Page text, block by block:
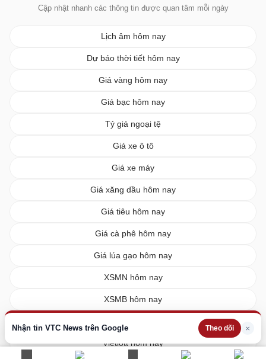
Nhận tin VTC News trên Google Theo dõi ×
Cập nhật nhanh các thông tin được quan tâm mỗi ngày
Lịch âm hôm nay
Dự báo thời tiết hôm nay
Giá vàng hôm nay
Giá bạc hôm nay
Tỷ giá ngoại tệ
Giá xe ô tô
Giá xe máy
Giá xăng dầu hôm nay
Giá tiêu hôm nay
Giá cà phê hôm nay
Giá lúa gạo hôm nay
XSMN hôm nay
XSMB hôm nay
Vietlott hôm nay